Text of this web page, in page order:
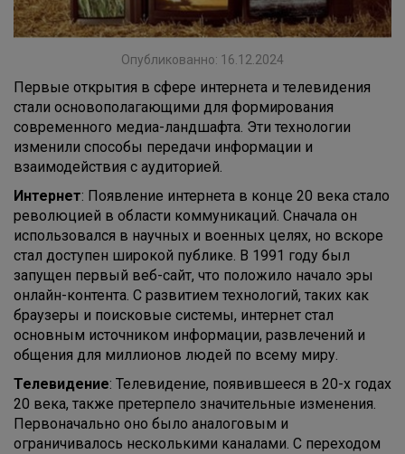
Опубликованно: 16.12.2024
Первые открытия в сфере интернета и телевидения
стали основополагающими для формирования
современного медиа-ландшафта. Эти технологии
изменили способы передачи информации и
взаимодействия с аудиторией.
Интернет: Появление интернета в конце 20 века стало
революцией в области коммуникаций. Сначала он
использовался в научных и военных целях, но вскоре
стал доступен широкой публике. В 1991 году был
запущен первый веб-сайт, что положило начало эры
онлайн-контента. С развитием технологий, таких как
браузеры и поисковые системы, интернет стал
основным источником информации, развлечений и
общения для миллионов людей по всему миру.
Телевидение: Телевидение, появившееся в 20-х годах
20 века, также претерпело значительные изменения.
Первоначально оно было аналоговым и
ограничивалось несколькими каналами. С переходом